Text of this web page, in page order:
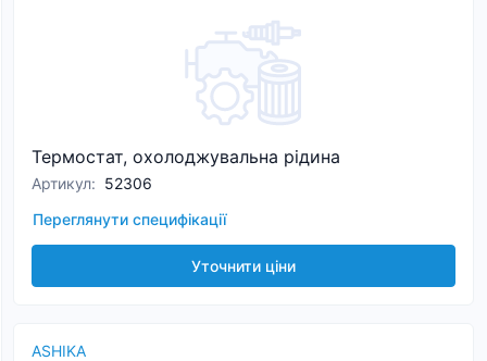
Термостат, охолоджувальна рідина
Артикул: 52306
Переглянути специфікації
Уточнити ціни
ASHIKA